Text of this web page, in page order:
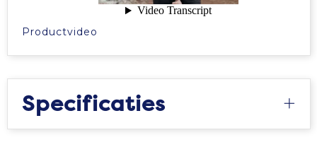
Productvideo
Specificaties